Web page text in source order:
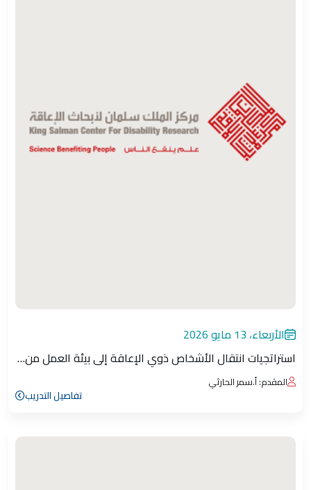
الأربعاء، 13 مايو 2026
استراتجيات انتقال الأشخاص ذوي الإعاقة إلى بيئة العمل من…
المقدم: أ.سمر الحارثي
تفاصيل التدريب